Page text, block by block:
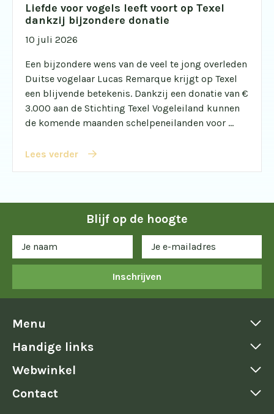
Liefde voor vogels leeft voort op Texel
dankzij bijzondere donatie
10 juli 2026
Een bijzondere wens van de veel te jong overleden
Duitse vogelaar Lucas Remarque krijgt op Texel
een blijvende betekenis. Dankzij een donatie van €
3.000 aan de Stichting Texel Vogeleiland kunnen
de komende maanden schelpeneilanden voor ...
Lees verder
Blijf op de hoogte
Inschrijven
Menu
Handige links
Webwinkel
Contact